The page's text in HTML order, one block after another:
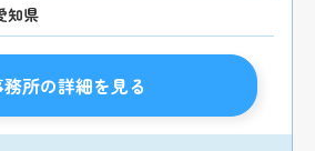
知県
所の詳細を見る